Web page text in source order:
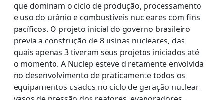
que dominam o ciclo de produção, processamento
e uso do urânio e combustíveis nucleares com fins
pacíficos. O projeto inicial do governo brasileiro
previa a construção de 8 usinas nucleares, das
quais apenas 3 tiveram seus projetos iniciados até
o momento. A Nuclep esteve diretamente envolvida
no desenvolvimento de praticamente todos os
equipamentos usados no ciclo de geração nuclear: